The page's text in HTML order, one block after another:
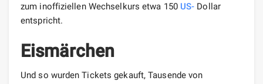
zum inoffiziellen Wechselkurs etwa 150 US- Dollar
entspricht.
Eismärchen
Und so wurden Tickets gekauft, Tausende von